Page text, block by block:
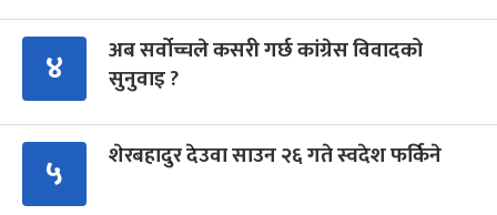
४
अब सर्वोच्चले कसरी गर्छ कांग्रेस विवादको
सुनुवाइ ?
५ शेरबहादुर देउवा साउन २६ गते स्वदेश फर्किने